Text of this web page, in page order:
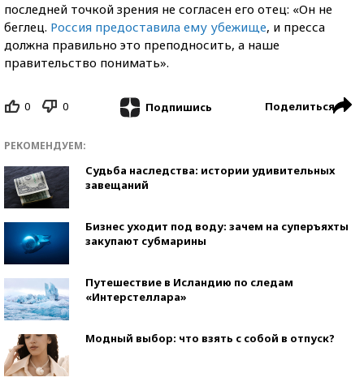
последней точкой зрения не согласен его отец: «Он не
беглец. Россия предоставила ему убежище, и пресса
должна правильно это преподносить, а наше
правительство понимать».
0 0 Подпишись Поделиться
РЕКОМЕНДУЕМ:
Судьба наследства: истории удивительных
завещаний
Бизнес уходит под воду: зачем на суперъяхты
закупают субмарины
Путешествие в Исландию по следам
«Интерстеллара»
Модный выбор: что взять с собой в отпуск?